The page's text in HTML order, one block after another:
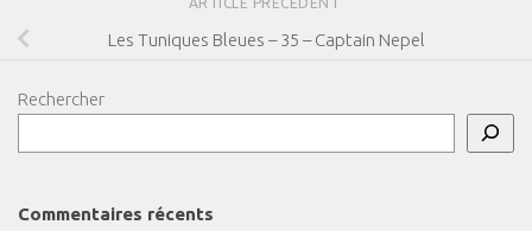
Les Tuniques Bleues – 35 – Captain Nepel
Rechercher
Commentaires récents